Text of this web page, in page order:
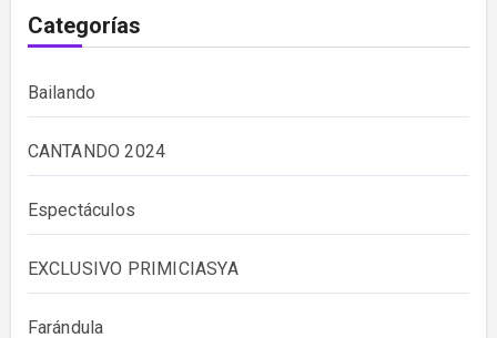
Categorías
Bailando
CANTANDO 2024
Espectáculos
EXCLUSIVO PRIMICIASYA
Farándula